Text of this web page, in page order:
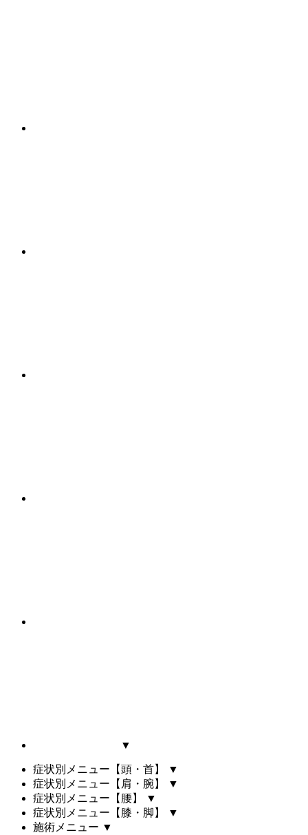
▼
症状別メニュー【頭・首】
▼
症状別メニュー【肩・腕】
▼
症状別メニュー【腰】
▼
症状別メニュー【膝・脚】
▼
施術メニュー ▼